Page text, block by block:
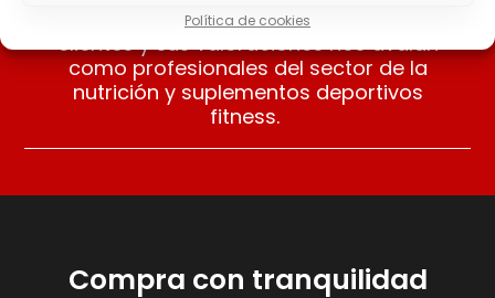
Política de cookies
Apreciamos las opiniones de nuestros
clientes y sus valoraciones nos avalan
como profesionales del sector de la
nutrición y suplementos deportivos
fitness.
Compra con tranquilidad